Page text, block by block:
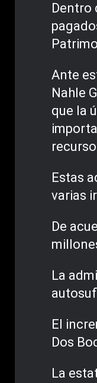
Dentro
Ante
Nahle
que la
Estas
varias
De
La
El
Dos
La